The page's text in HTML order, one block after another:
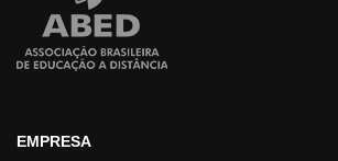
EMPRESA